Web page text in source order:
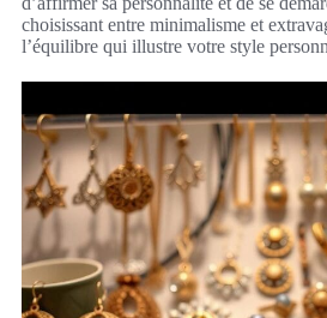
choisissant entre minimalisme et
l’équilibre qui illustre votre style